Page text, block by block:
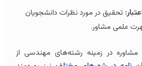
تحقیق در مورد نظرات دانشجویان
مشاور.
در زمینه رشته‌های مهندسی از